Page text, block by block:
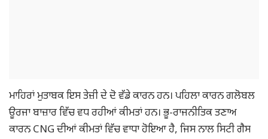
ਮਾਹਿਰਾਂ ਮੁਤਾਬਕ ਇਸ ਤੇਜ਼ੀ ਦੇ ਦੋ ਵੱਡੇ ਕਾਰਨ ਹਨ। ਪਹਿਲਾ ਕਾਰਨ ਗਲੋਬਲ
ਊਰਜਾ ਬਾਜ਼ਾਰ ਵਿੱਚ ਵਧ ਰਹੀਆਂ ਕੀਮਤਾਂ ਹਨ। ਭੂ-ਰਾਜਨੀਤਿਕ ਤਣਾਅ
ਕਾਰਨ CNG ਦੀਆਂ ਕੀਮਤਾਂ ਵਿੱਚ ਵਾਧਾ ਹੋਇਆ ਹੈ, ਜਿਸ ਨਾਲ ਸਿਟੀ ਗੈਸ